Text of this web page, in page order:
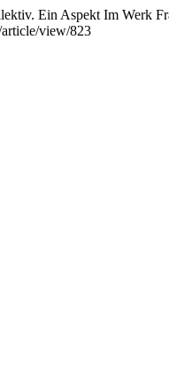
Ein Aspekt Im Werk
view/823